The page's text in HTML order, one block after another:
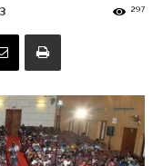
297